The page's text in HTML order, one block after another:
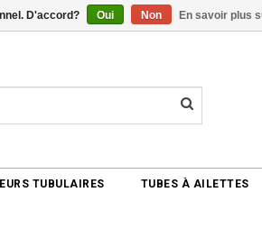
TUBULAIRES TUBES À AILETTES
D'accord? Oui Non En savoir plus